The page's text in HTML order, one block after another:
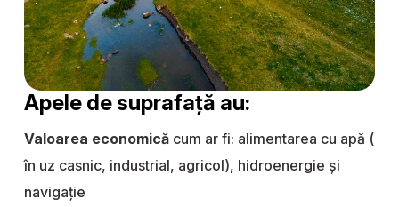
Apele de suprafaţă au:
Valoarea economică cum ar fi: alimentarea cu apă (
în uz casnic, industrial, agricol), hidroenergie și
navigaţie